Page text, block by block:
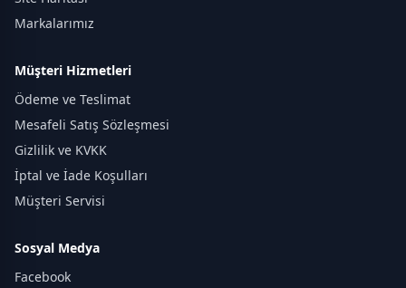
Markalarımız
Müşteri Hizmetleri
Ödeme ve Teslimat
Mesafeli Satış Sözleşmesi
Gizlilik ve KVKK
İptal ve İade Koşulları
Müşteri Servisi
Sosyal Medya
Facebook